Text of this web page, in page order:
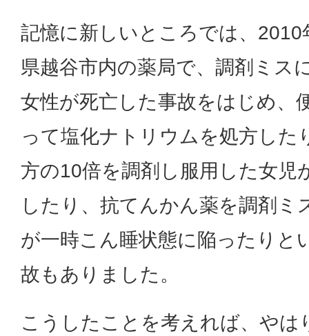
記憶に新しいところでは、2010
県越谷市内の薬局で、調剤ミス
女性が死亡した事故をはじめ、
って塩化ナトリウムを処方した
方の10倍を調剤し服用した女児
したり、抗てんかん薬を調剤ミ
が一時こん睡状態に陥ったりと
故もありました。
こうしたことを考えれば、やは